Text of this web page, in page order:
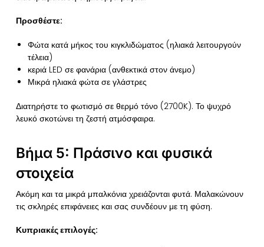
Προσθέστε:
Φώτα κατά μήκος του κιγκλιδώματος (ηλιακά λειτουργούν
τέλεια)
κεριά LED σε φανάρια (ανθεκτικά στον άνεμο)
Μικρά ηλιακά φώτα σε γλάστρες
Διατηρήστε το φωτισμό σε θερμό τόνο (2700K). Το ψυχρό
λευκό σκοτώνει τη ζεστή ατμόσφαιρα.
Βήμα 5: Πράσινο και φυσικά
στοιχεία
Ακόμη και τα μικρά μπαλκόνια χρειάζονται φυτά. Μαλακώνουν
τις σκληρές επιφάνειες και σας συνδέουν με τη φύση.
Κυπριακές επιλογές: